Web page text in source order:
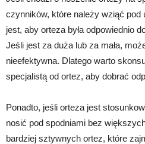
czynników, które należy wziąć pod
jest, aby orteza była odpowiednio
Jeśli jest za duża lub za mała,
nieefektywna. Dlatego warto
specjalistą od ortez, aby dobrać
Ponadto, jeśli orteza jest
nosić pod spodniami bez
bardziej sztywnych ortez, które